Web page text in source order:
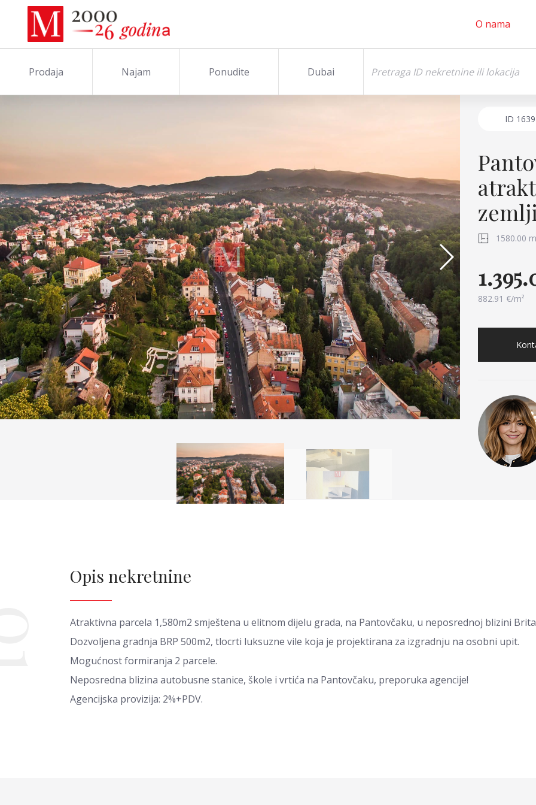
O nama
Prodaja Najam Ponudite Dubai
ID 1639
1580.00
882.91 €/m²
Opis nekretnine
Atraktivna parcela 1,580m2 smještena u elitnom dijelu grada, na Pantovčaku, u neposrednoj blizini
Dozvoljena gradnja BRP 500m2, tlocrti luksuzne vile koja je projektirana za izgradnju na osobni upit.
Mogućnost formiranja 2 parcele.
Neposredna blizina autobusne stanice, škole i vrtića na Pantovčaku, preporuka agencije!
Agencijska provizija: 2%+PDV.